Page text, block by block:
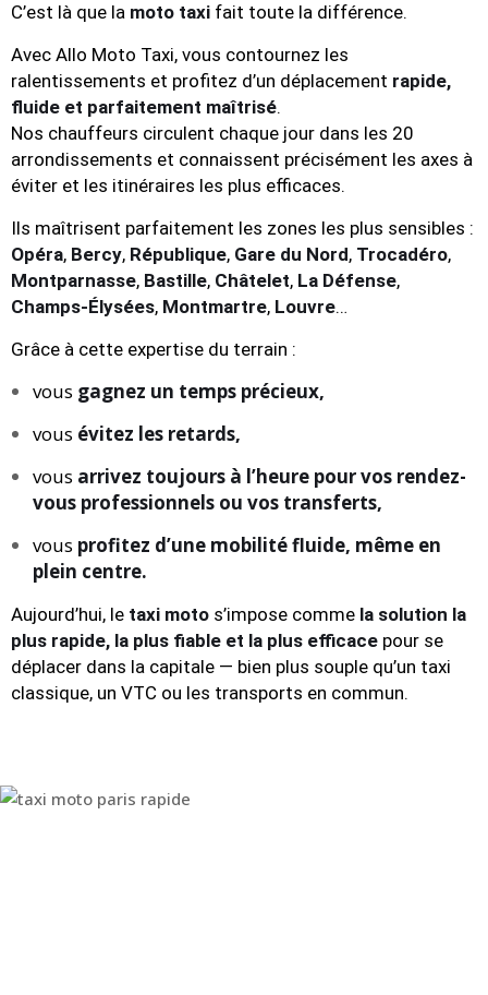
C’est là que la moto taxi fait toute la différence.
Avec Allo Moto Taxi, vous contournez les
ralentissements et profitez d’un déplacement rapide,
fluide et parfaitement maîtrisé.
Nos chauffeurs circulent chaque jour dans les 20
arrondissements et connaissent précisément les axes à
éviter et les itinéraires les plus efficaces.
Ils maîtrisent parfaitement les zones les plus sensibles :
Opéra, Bercy, République, Gare du Nord, Trocadéro,
Montparnasse, Bastille, Châtelet, La Défense,
Champs-Élysées, Montmartre, Louvre…
Grâce à cette expertise du terrain :
vous gagnez un temps précieux,
vous évitez les retards,
vous arrivez toujours à l’heure pour vos rendez-
vous professionnels ou vos transferts,
vous profitez d’une mobilité fluide, même en
plein centre.
Aujourd’hui, le taxi moto s’impose comme la solution la
plus rapide, la plus fiable et la plus efficace pour se
déplacer dans la capitale — bien plus souple qu’un taxi
classique, un VTC ou les transports en commun.